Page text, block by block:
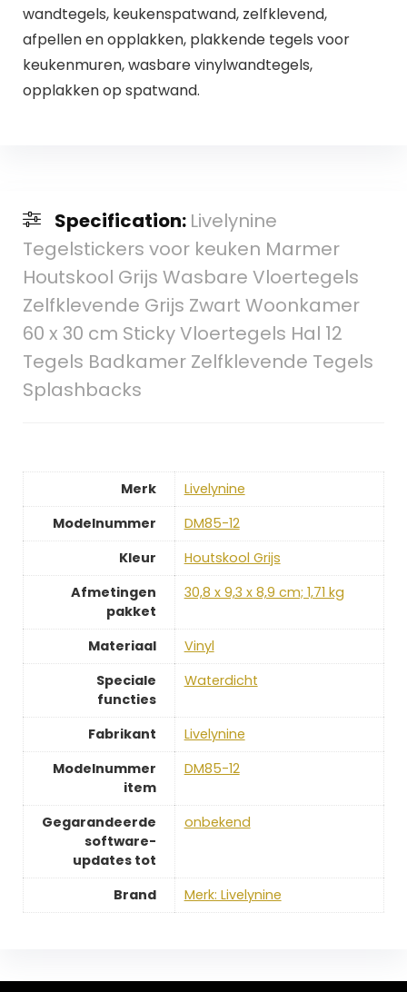
wandtegels, keukenspatwand, zelfklevend,
afpellen en opplakken, plakkende tegels voor
keukenmuren, wasbare vinylwandtegels,
opplakken op spatwand.
Specification: Livelynine
Tegelstickers voor keuken Marmer
Houtskool Grijs Wasbare Vloertegels
Zelfklevende Grijs Zwart Woonkamer
60 x 30 cm Sticky Vloertegels Hal 12
Tegels Badkamer Zelfklevende Tegels
Splashbacks
Merk
‎Livelynine
Modelnummer
‎DM85-12
Kleur
‎Houtskool Grijs
Afmetingen
pakket
‎30,8 x 9,3 x 8,9 cm; 1,71 kg
Materiaal
‎Vinyl
Speciale
functies
‎Waterdicht
Fabrikant
‎Livelynine
Modelnummer
item
‎DM85-12
Gegarandeerde
software-
updates tot
‎onbekend
Brand Merk: Livelynine